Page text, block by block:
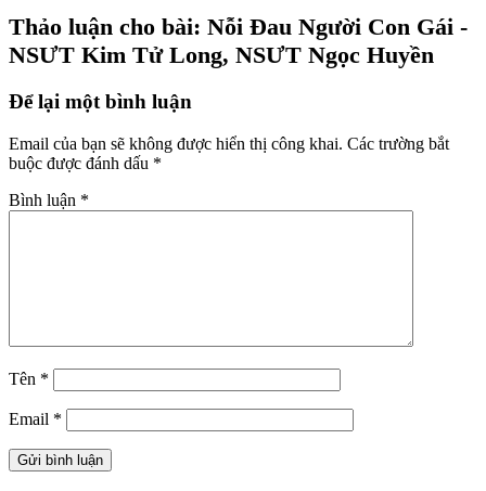
Thảo luận cho bài: Nỗi Đau Người Con Gái -
NSƯT Kim Tử Long, NSƯT Ngọc Huyền
Để lại một bình luận
Email của bạn sẽ không được hiển thị công khai. Các trường bắt
buộc được đánh dấu *
Bình luận *
Tên *
Email *